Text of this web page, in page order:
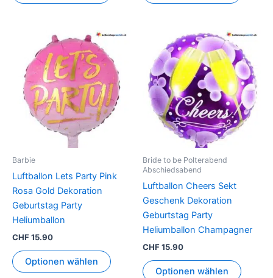
Barbie
Luftballon Lets Party Pink
Rosa Gold Dekoration
Geburtstag Party
Heliumballon
CHF15.90
Optionen wählen
Bride to be Polterabend
Abschiedsabend
Luftballon Cheers Sekt
Geschenk Dekoration
Geburtstag Party
Heliumballon Champagner
CHF15.90
Optionen wählen